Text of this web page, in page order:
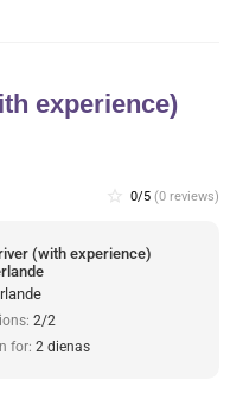
experience)
star_border 0/5 (0 reviews)
(with experience)
2/2
for: 2 dienas